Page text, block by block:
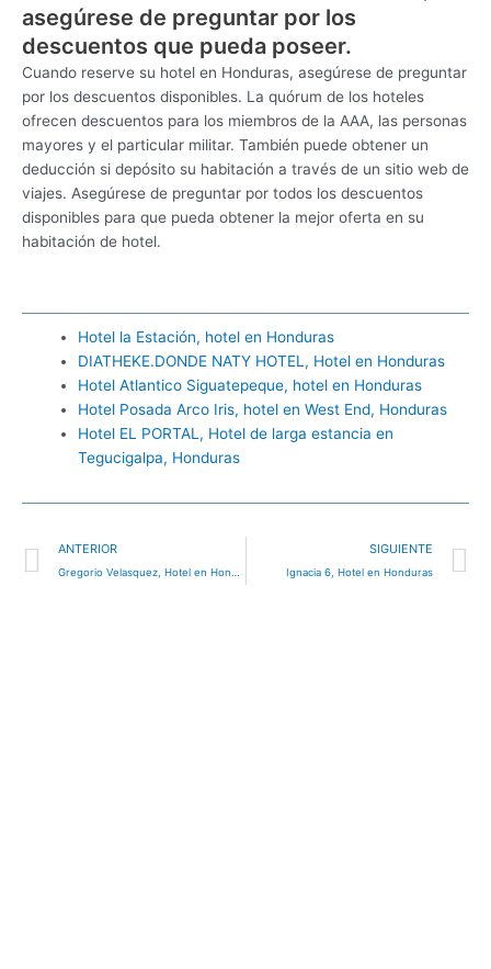
asegúrese de preguntar por los
descuentos que pueda poseer.
Cuando reserve su hotel en Honduras, asegúrese de preguntar
por los descuentos disponibles. La quórum de los hoteles
ofrecen descuentos para los miembros de la AAA, las personas
mayores y el particular militar. También puede obtener un
deducción si depósito su habitación a través de un sitio web de
viajes. Asegúrese de preguntar por todos los descuentos
disponibles para que pueda obtener la mejor oferta en su
habitación de hotel.
Hotel la Estación, hotel en Honduras
DIATHEKE.DONDE NATY HOTEL, Hotel en Honduras
Hotel Atlantico Siguatepeque, hotel en Honduras
Hotel Posada Arco Iris, hotel en West End, Honduras
Hotel EL PORTAL, Hotel de larga estancia en
Tegucigalpa, Honduras
Ant
ANTERIOR
Gregorio Velasquez, Hotel en Honduras
SIGUIENTE
Ignacia 6, Hotel en Honduras